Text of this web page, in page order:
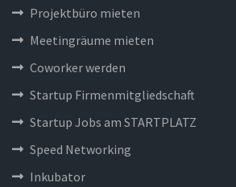
Projektbüro mieten
Meetingräume mieten
Coworker werden
Startup Firmenmitgliedschaft
Startup Jobs am STARTPLATZ
Speed Networking
Inkubator